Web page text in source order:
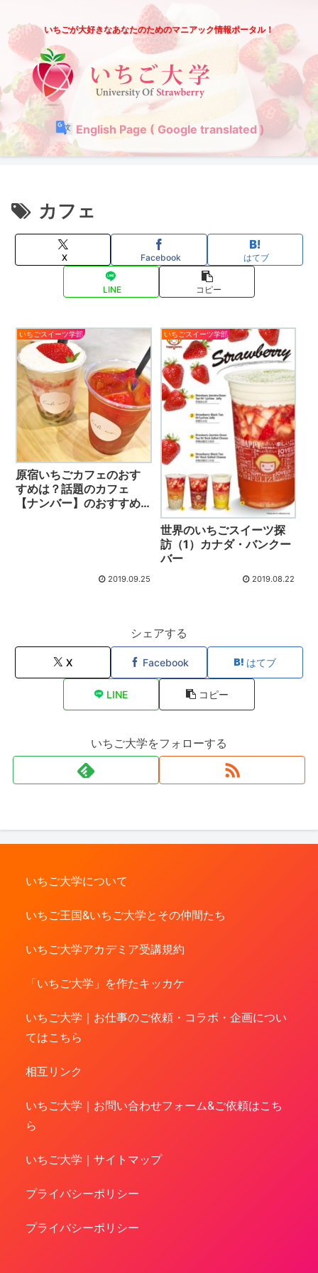
いちごが大好きなあなたのためのマニアック情報ポータル！
English Page ( Google translated )
カフェ
X Facebook はてブ
LINE コピー
いちごスイーツ学部
原宿いちごカフェのおす
すめは？話題のカフェ
【ナンバー】のおすすめ
2019.09.25
いちごスイーツ学部
世界のいちごスイーツ探
訪（1）カナダ・バンクー
バー
2019.08.22
シェアする
X Facebook はてブ
LINE コピー
いちご大学をフォローする
いちご大学について
いちご王国&いちご大学とその仲間たち
いちご大学アカデミア受講規約
「いちご大学」を作たキッカケ
いちご大学｜お仕事のご依頼・コラボ・企画につい
てはこちら
相互リンク
いちご大学｜お問い合わせフォーム&ご依頼はこち
ら
いちご大学｜サイトマップ
プライバシーポリシー
プライバシーポリシー